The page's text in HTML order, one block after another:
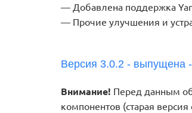
Добавлена поддержка
Прочие улучшения и
Версия 3.0.2 - выпущена
Внимание! Перед данным
компонентов (старая